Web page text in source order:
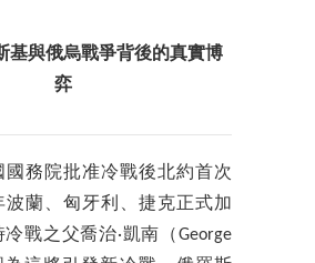
基與俄烏戰爭背後的真實博
弈
國務院批准冷戰後北約首次
波蘭、匈牙利、捷克正式加
戰之父喬治·凱南（George